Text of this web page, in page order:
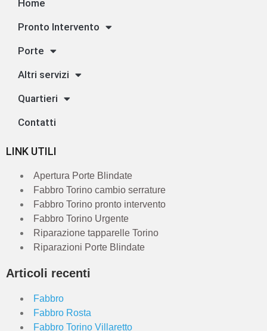
Home
Pronto Intervento
Porte
Altri servizi
Quartieri
Contatti
LINK UTILI
Apertura Porte Blindate
Fabbro Torino cambio serrature
Fabbro Torino pronto intervento
Fabbro Torino Urgente
Riparazione tapparelle Torino
Riparazioni Porte Blindate
Articoli recenti
Fabbro
Fabbro Rosta
Fabbro Torino Villaretto